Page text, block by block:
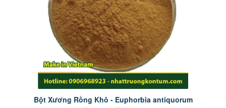
Bột Xương Rồng Khô - Euphorbia antiquorum